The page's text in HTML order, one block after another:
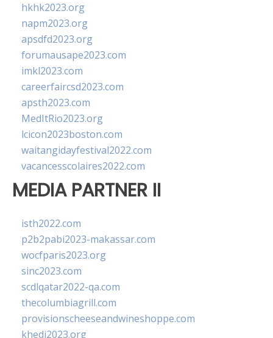
hkhk2023.org
napm2023.org
apsdfd2023.org
forumausape2023.com
imkl2023.com
careerfaircsd2023.com
apsth2023.com
MedItRio2023.org
lcicon2023boston.com
waitangidayfestival2022.com
vacancesscolaires2022.com
MEDIA PARTNER II
isth2022.com
p2b2pabi2023-makassar.com
wocfparis2023.org
sinc2023.com
scdlqatar2022-qa.com
thecolumbiagrill.com
provisionscheeseandwineshoppe.com
khedi2023.org